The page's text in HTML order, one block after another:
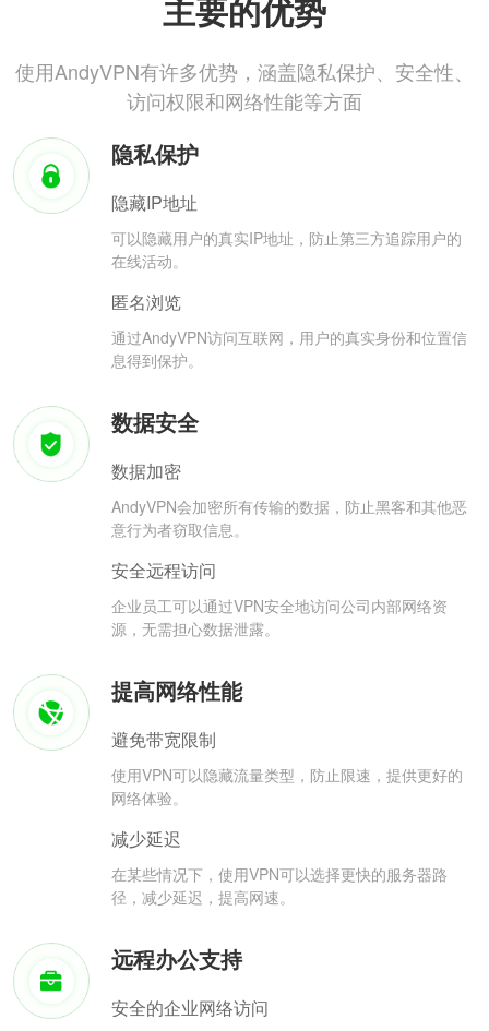
主要的优势
使用AndyVPN有许多优势，涵盖隐私保护、安全性、
访问权限和网络性能等方面
隐私保护
隐藏IP地址
可以隐藏用户的真实IP地址，防止第三方追踪用户的
在线活动。
匿名浏览
通过AndyVPN访问互联网，用户的真实身份和位置信
息得到保护。
数据安全
数据加密
AndyVPN会加密所有传输的数据，防止黑客和其他恶
意行为者窃取信息。
安全远程访问
企业员工可以通过VPN安全地访问公司内部网络资
源，无需担心数据泄露。
提高网络性能
避免带宽限制
使用VPN可以隐藏流量类型，防止限速，提供更好的
网络体验。
减少延迟
在某些情况下，使用VPN可以选择更快的服务器路
径，减少延迟，提高网速。
远程办公支持
安全的企业网络访问